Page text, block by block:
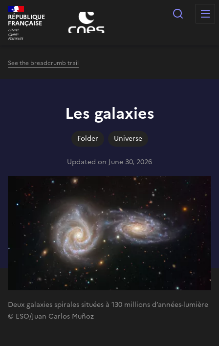
Cookies management panel
RÉPUBLIQUE
FRANÇAISE
Search
See the breadcrumb trail
Les galaxies
Folder Universe
Updated on June 30, 2026
Deux galaxies spirales situées à 130 millions d’années-lumière
© ESO/Juan Carlos Muñoz